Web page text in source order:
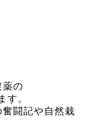
薬の
す。
闘記や自然栽